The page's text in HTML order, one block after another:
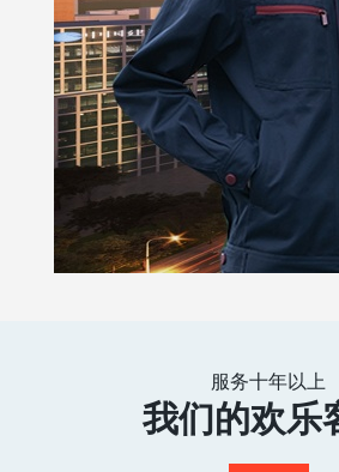
服务十年以上
我们的欢乐